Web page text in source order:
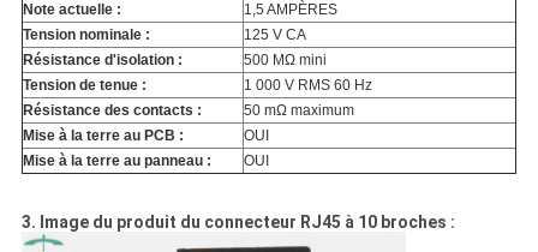
Note actuelle :
1,5 AMPÈRES
Tension nominale :
125 V CA
Résistance d'isolation :
500 MΩ mini
Tension de tenue :
1 000 V RMS 60 Hz
Résistance des contacts :
50 mΩ maximum
Mise à la terre au PCB :
OUI
Mise à la terre au panneau :
OUI
3. Image du produit du connecteur RJ45 à 10 broches :